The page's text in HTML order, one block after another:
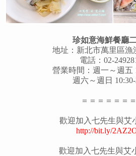
珍如意海鮮餐廳
地址：新北市萬里區漁
電話：02-
營業時間：週一～週五
週六～週日
＝＝＝＝＝＝
歡迎加入七先生與艾
http://bit.ly/
歡迎加入七先生與艾